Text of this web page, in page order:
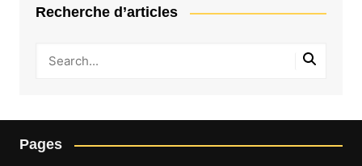
Recherche d’articles
Pages